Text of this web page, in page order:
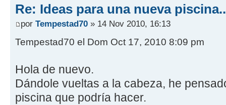
Re: Ideas para una nueva
por Tempestad70 » 14 Nov 2010, 16:13
Tempestad70 el Dom Oct 17, 2010 8:09 pm
Hola de nuevo.
Dándole vueltas a la cabeza, he
piscina que podría hacer.